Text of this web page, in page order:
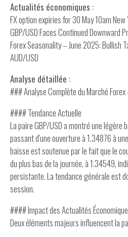
Actualités économiques :
FX option expiries for 30 May 10am
GBP/USD Faces Continued Downward
Forex Seasonality – June 2025: Bullish
AUD/USD
Analyse détaillée :
### Analyse Complète du Marché Forex
#### Tendance Actuelle
La paire GBP/USD a montré une légère
passant d'une ouverture à 1.34876 à
baisse est soutenue par le fait que le
du plus bas de la journée, à 1.34549,
persistante. La tendance générale est
session.
#### Impact des Actualités
Deux éléments majeurs influencent la